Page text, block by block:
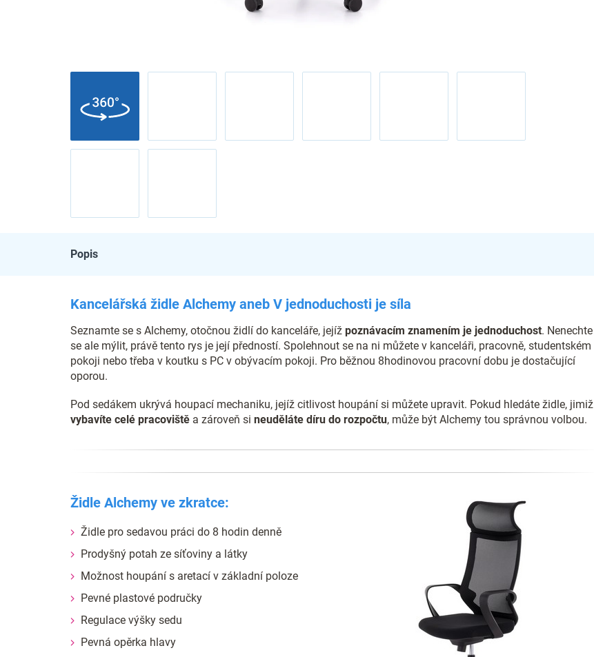
Popis
Kancelářská židle Alchemy aneb V jednoduchosti je síla
Seznamte se s Alchemy, otočnou židlí do kanceláře, jejíž poznávacím znamením je jednoduchost. Nenechte
se ale mýlit, právě tento rys je její předností. Spolehnout se na ni můžete v kanceláři, pracovně, studentském
pokoji nebo třeba v koutku s PC v obývacím pokoji. Pro běžnou 8hodinovou pracovní dobu je dostačující
oporou.
Pod sedákem ukrývá houpací mechaniku, jejíž citlivost houpání si můžete upravit. Pokud hledáte židle, jimiž
vybavíte celé pracoviště a zároveň si neuděláte díru do rozpočtu, může být Alchemy tou správnou volbou.
Židle Alchemy ve zkratce:
Židle pro sedavou práci do 8 hodin denně
Prodyšný potah ze síťoviny a látky
Možnost houpání s aretací v základní poloze
Pevné plastové područky
Regulace výšky sedu
Pevná opěrka hlavy